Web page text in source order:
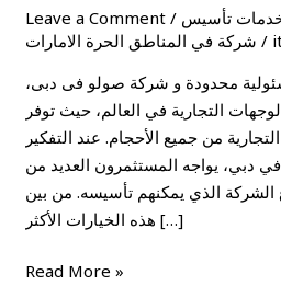
Leave a Comment / تأسيس
شركة في المناطق الحرة الامارات /
محدودة و شركة صولو فى دبى،
التجارية في العالم، حيث توفر
من جميع الأحجام. عند التفكير
يواجه المستثمرون العديد من
الشركة الذي يمكنهم تأسيسه. من بين
هذه الخيارات الأكثر […]
Read More »